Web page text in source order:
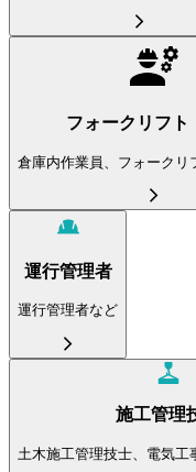
フォークリフト
倉庫内作業員、フォークリ
運行管理者
運行管理者など
施工管理
土木施工管理技士、電気工